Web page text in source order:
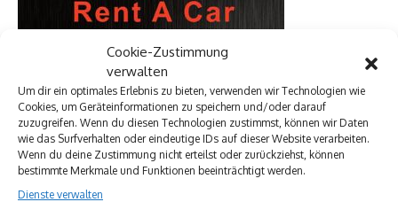
Cookie-Zustimmung
verwalten
Um dir ein optimales Erlebnis zu bieten, verwenden wir Technologien wie
Cookies, um Geräteinformationen zu speichern und/oder darauf
zuzugreifen. Wenn du diesen Technologien zustimmst, können wir Daten
wie das Surfverhalten oder eindeutige IDs auf dieser Website verarbeiten.
Wenn du deine Zustimmung nicht erteilst oder zurückziehst, können
bestimmte Merkmale und Funktionen beeinträchtigt werden.
Dienste verwalten